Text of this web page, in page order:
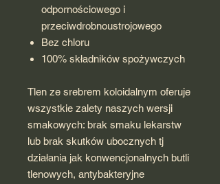
odpornościowego i
przeciwdrobnoustrojowego
Bez chloru
100% składników spożywczych
Tlen ze srebrem koloidalnym oferuje
wszystkie zalety naszych wersji
smakowych: brak smaku lekarstw
lub brak skutków ubocznych tj
działania jak konwencjonalnych butli
tlenowych, antybakteryjne